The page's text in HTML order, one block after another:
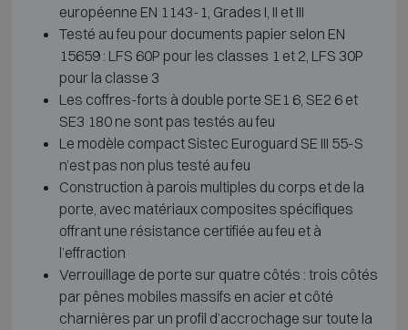
européenne EN 1143-1, Grades I, II et III
Testé au feu pour documents papier selon EN
15659 : LFS 60P pour les classes 1 et 2, LFS 30P
pour la classe 3
Les coffres-forts à double porte SE1 6, SE2 6 et
SE3 180 ne sont pas testés au feu
Le modèle compact Sistec Euroguard SE III 55-S
n’est pas non plus testé au feu
Construction à parois multiples du corps et de la
porte, avec matériaux composites spécifiques
offrant une résistance certifiée au feu et à
l’effraction
Verrouillage de porte sur quatre côtés : trois côtés
par pênes mobiles massifs en acier et côté
charnières par un profil d’accrochage sur toute la